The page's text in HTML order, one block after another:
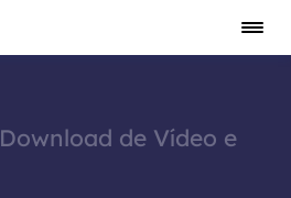
Download de Vídeo e